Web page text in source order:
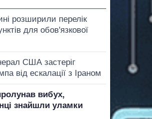
розширили перелік
для обов'язкової
США застеріг
від ескалації з Іраном
вибух,
знайшли уламки